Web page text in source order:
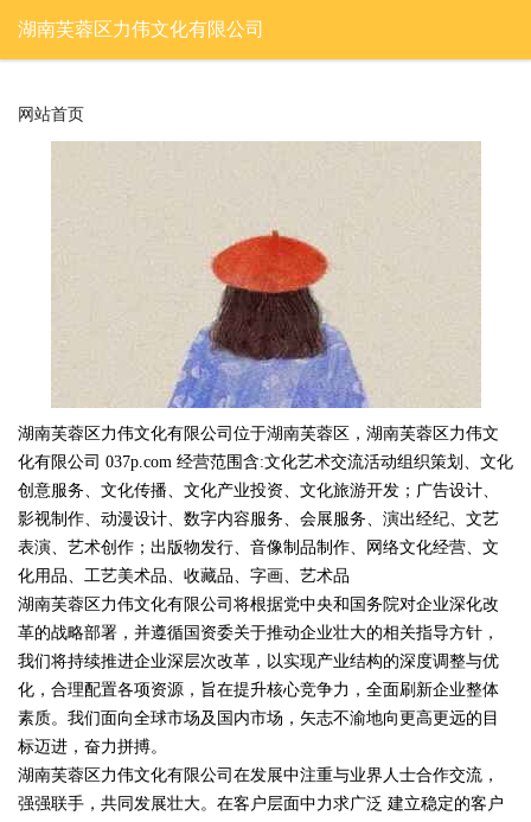
湖南芙蓉区力伟文化有限公司
网站首页
湖南芙蓉区力伟文化有限公司位于湖南芙蓉区，湖南芙蓉区力伟文
化有限公司 037p.com 经营范围含:文化艺术交流活动组织策划、文化
创意服务、文化传播、文化产业投资、文化旅游开发；广告设计、
影视制作、动漫设计、数字内容服务、会展服务、演出经纪、文艺
表演、艺术创作；出版物发行、音像制品制作、网络文化经营、文
化用品、工艺美术品、收藏品、字画、艺术品
湖南芙蓉区力伟文化有限公司将根据党中央和国务院对企业深化改
革的战略部署，并遵循国资委关于推动企业壮大的相关指导方针，
我们将持续推进企业深层次改革，以实现产业结构的深度调整与优
化，合理配置各项资源，旨在提升核心竞争力，全面刷新企业整体
素质。我们面向全球市场及国内市场，矢志不渝地向更高更远的目
标迈进，奋力拼搏。
湖南芙蓉区力伟文化有限公司在发展中注重与业界人士合作交流，
强强联手，共同发展壮大。在客户层面中力求广泛 建立稳定的客户